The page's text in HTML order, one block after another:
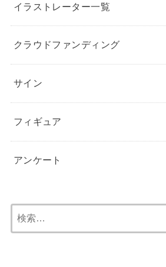
イラストレーター一覧
クラウドファンディング
サイン
フィギュア
アンケート
索: